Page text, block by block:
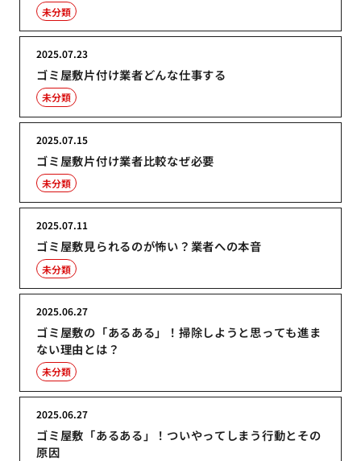
未分類
ゴミ屋敷片付け業者どんな仕事する
2025.07.23
未分類
ゴミ屋敷片付け業者比較なぜ必要
2025.07.15
未分類
ゴミ屋敷見られるのが怖い？業者への本音
2025.07.11
未分類
ゴミ屋敷の「あるある」！掃除しようと思っても進ま
ない理由とは？
2025.06.27
未分類
ゴミ屋敷「あるある」！ついやってしまう行動とその
原因
2025.06.27